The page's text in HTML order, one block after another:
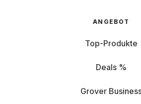
ANGEBOT
Top-Produkte
Deals %
Grover